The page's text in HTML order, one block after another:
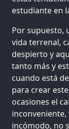
estudiante en
Por supuesto,
vida terrenal,
despierto y
tanto más y
cuando está
para crear
ocasiones el
incómodo, no